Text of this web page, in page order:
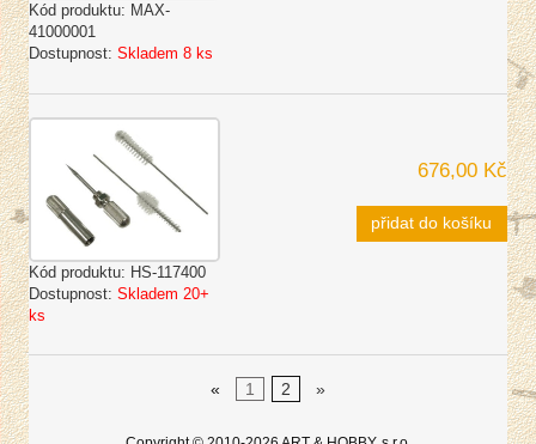
Kód produktu: MAX-
41000001
Dostupnost: Skladem 8 ks
Kód produktu: HS-117400
Dostupnost: Skladem 20+
ks
676,00 Kč
přidat do košíku
« 1 2 »